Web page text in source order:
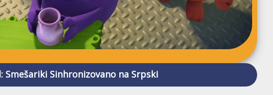
Smešariki Sinhronizovano na Srpski